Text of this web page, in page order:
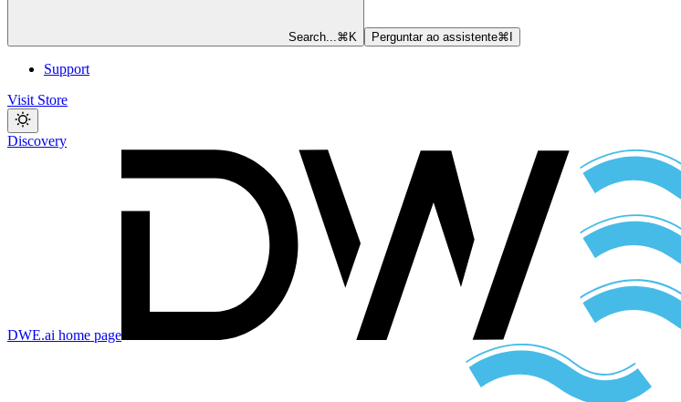
Search...⌘ K Perguntar ao assistente⌘
Support
Visit Store
Discovery
DWE.ai home page